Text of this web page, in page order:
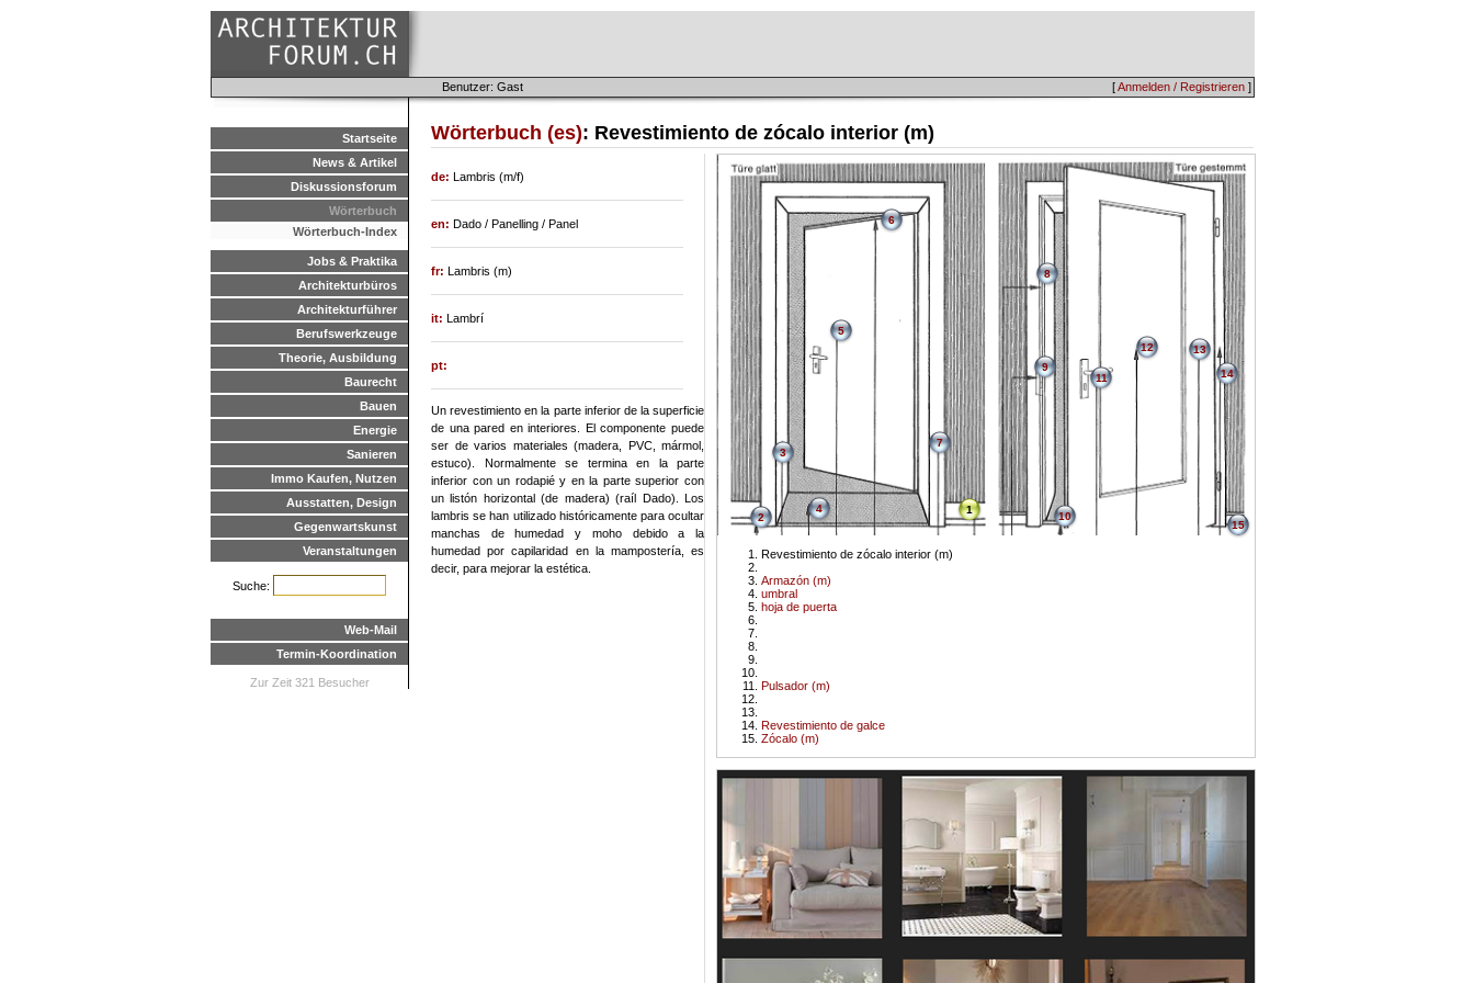
[Anmelden / Registrieren ]
Benutzer: Gast
Startseite
News & Artikel
Diskussionsforum
Wörterbuch
Wörterbuch-Index
Jobs & Praktika
Architekturbüros
Architekturführer
Berufswerkzeuge
Theorie, Ausbildung
Baurecht
Bauen
Energie
Sanieren
Immo Kaufen, Nutzen
Ausstatten, Design
Gegenwartskunst
Veranstaltungen
Suche:
Web-Mail
Termin-Koordination
Zur Zeit 321 Besucher
Wörterbuch (es): Revestimiento de zócalo interior (m)
1
Revestimiento de zócalo interior (m)
2
Armazón (m)
3
umbral
4
hoja de puerta
5
6
7
8
9
10
Pulsador (m)
11
12 13
Revestimiento de galce
14
Zócalo (m)
15
de: Lambris (m/f)
en: Dado / Panelling / Panel
fr: Lambris (m)
it: Lambrí
pt:
Un revestimiento en la parte inferior de la superficie
de una pared en interiores. El componente puede
ser de varios materiales (madera, PVC, mármol,
estuco). Normalmente se termina en la parte
inferior con un rodapié y en la parte superior con
un listón horizontal (de madera) (raíl Dado). Los
lambris se han utilizado históricamente para ocultar
manchas de humedad y moho debido a la
humedad por capilaridad en la mampostería, es
decir, para mejorar la estética.